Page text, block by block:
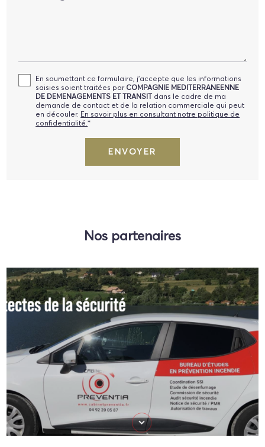
En soumettant ce formulaire, j'accepte que les informations
saisies soient traitées par COMPAGNIE MEDITERRANEENNE
DE DEMENAGEMENTS ET TRANSIT dans le cadre de ma
demande de contact et de la relation commerciale qui peut
en découler. En savoir plus en consultant notre politique de
confidentialité.*
Nos partenaires